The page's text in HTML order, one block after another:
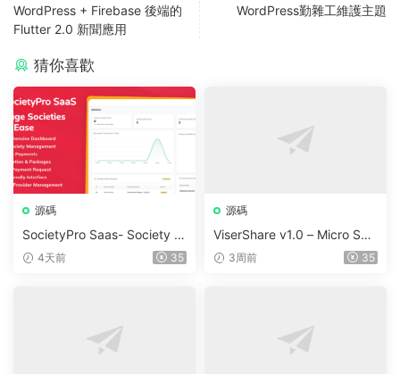
WordPress + Firebase 後端的
Flutter 2.0 新聞應用
WordPress勤雜工維護主題
猜你喜歡
源碼
SocietyPro Saas- Society M
anagement Software v1.0.7
4天前 35
源碼
ViserShare v1.0 – Micro Sha
re Trading And Prediction Pl
3周前 35